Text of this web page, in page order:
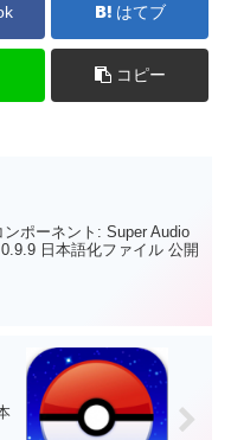
はてブ
コピー
ンポーネント: Super Audio
日本語化ファイル 公開